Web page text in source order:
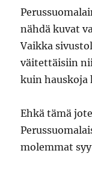
nähdä kuvat
Vaikka
väitettäisiin
kuin hauskoja
Ehkä tämä
molemmat